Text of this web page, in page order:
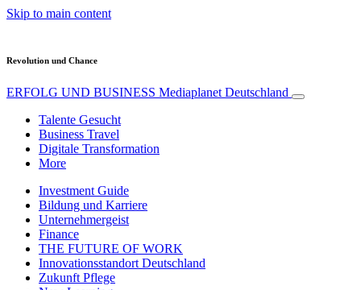
Skip to main content
Revolution und Chance
ERFOLG UND BUSINESS Mediaplanet Deutschland
Talente Gesucht
Business Travel
Digitale Transformation
More
Investment Guide
Bildung und Karriere
Unternehmergeist
Finance
THE FUTURE OF WORK
Innovationsstandort Deutschland
Zukunft Pflege